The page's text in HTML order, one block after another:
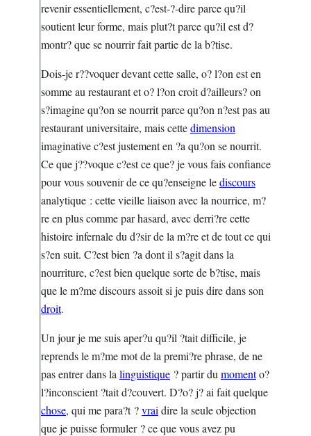
revenir essentiellement, c?est-?-dire parce qu?il
soutient leur forme, mais plut?t parce qu?il est d?
montr? que se nourrir fait partie de la b?tise.
Dois-je r??voquer devant cette salle, o? l?on est en
somme au restaurant et o? l?on croit d?ailleurs? on
s?imagine qu?on se nourrit parce qu?on n?est pas au
restaurant universitaire, mais cettedimension
imaginative c?est justement en ?a qu?on se nourrit.
Ce que j??voque c?est ce que? je vous fais confiance
pour vous souvenir de ce qu?enseigne lediscours
analytique : cette vieille liaison avec la nourrice, m?
re en plus comme par hasard, avec derri?re cette
histoire infernale du d?sir de la m?re et de tout ce qui
s?en suit. C?est bien ?a dont il s?agit dans la
nourriture, c?est bien quelque sorte de b?tise, mais
que le m?me discours assoit si je puis dire dans son
droit.
Un jour je me suis aper?u qu?il ?tait difficile, je
reprends le m?me mot de la premi?re phrase, de ne
pas entrer dans la linguistique ? partir du momento?
l?inconscient ?tait d?couvert. D?o? j? ai fait quelque
chose, qui me para?t ?vrai dire la seule objection
que je puisse formuler ? ce que vous avez pu